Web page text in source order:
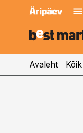
Avaleht